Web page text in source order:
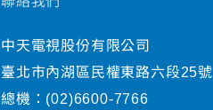
中天電視股份有限公司
臺北市內湖區民權東路六段25號
總機： (02)6600-7766